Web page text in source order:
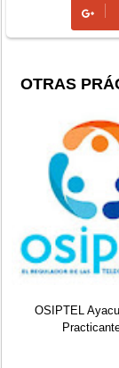
OTRAS
OSIPTEL